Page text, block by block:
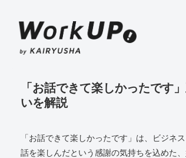
「お話できて楽しかったです
いを解説
「お話できて楽しかったです」は、ビジネ
話を楽しんだという感謝の気持ちを込めた